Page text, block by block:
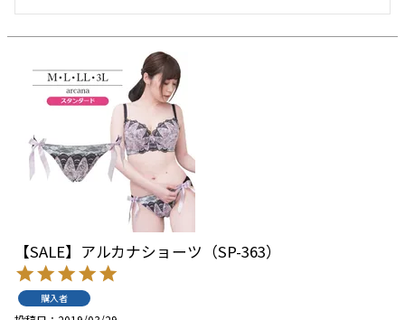
【SALE】アルカナショーツ（SP-363）
購入者